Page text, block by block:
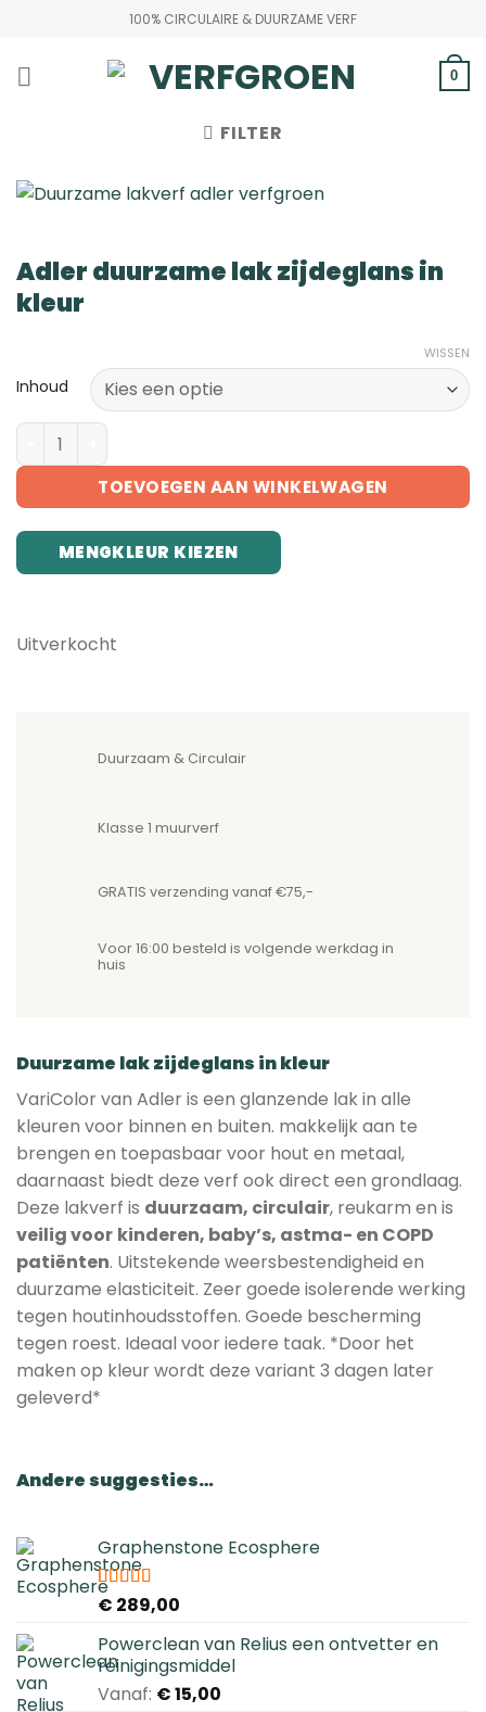
inhoud
100% CIRCULAIRE & DUURZAME VERF
0
FILTER
Adler duurzame lak zijdeglans in
kleur
Inhoud
WISSEN
Adler duurzame lak zijdeglans in kleur aantal
TOEVOEGEN AAN WINKELWAGEN
MENGKLEUR KIEZEN
Uitverkocht
Duurzaam & Circulair
Klasse 1 muurverf
GRATIS verzending vanaf €75,-
Voor 16:00 besteld is volgende werkdag in
huis
Duurzame lak zijdeglans in kleur
VariColor van Adler is een glanzende lak in alle
kleuren voor binnen en buiten. makkelijk aan te
brengen en toepasbaar voor hout en metaal,
daarnaast biedt deze verf ook direct een grondlaag.
Deze lakverf is duurzaam, circulair, reukarm en is
veilig voor kinderen, baby’s, astma- en COPD
patiënten. Uitstekende weersbestendigheid en
duurzame elasticiteit. Zeer goede isolerende werking
tegen houtinhoudsstoffen. Goede bescherming
tegen roest. Ideaal voor iedere taak. *Door het
maken op kleur wordt deze variant 3 dagen later
geleverd*
Andere suggesties…
Graphenstone Ecosphere
Gewaardeerd
op 5
gebaseerd
op
1
klantbeoordeling
€ 289,00
Powerclean van Relius een ontvetter en
reinigingsmiddel
Vanaf: €15,00